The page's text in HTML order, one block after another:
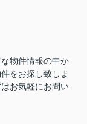
物件情報の中か
をお探し致しま
お気軽にお問い